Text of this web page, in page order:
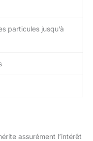
particules jusqu’à
assurément l’intérêt